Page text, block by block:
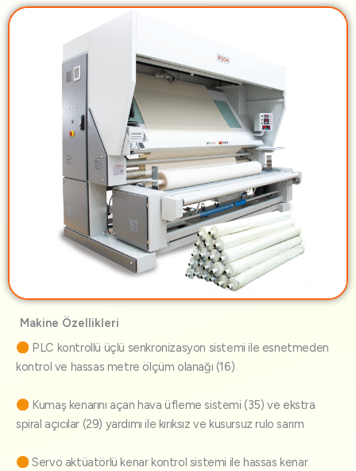
Makine Özellikleri
PLC kontrollü üçlü senkronizasyon sistemi ile esnetmeden
kontrol ve hassas metre ölçüm olanağı (16)
Kumaş kenarını açan hava üfleme sistemi (35) ve ekstra
spiral açıcılar (29) yardımı ile kırıksız ve kusursuz rulo sarım
Servo aktüatörlü kenar kontrol sistemi ile hassas kenar